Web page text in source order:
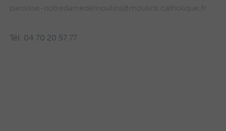
paroisse-notredamedemoulins@moulins.catholique.fr
Tél. 04 70 20 57 77